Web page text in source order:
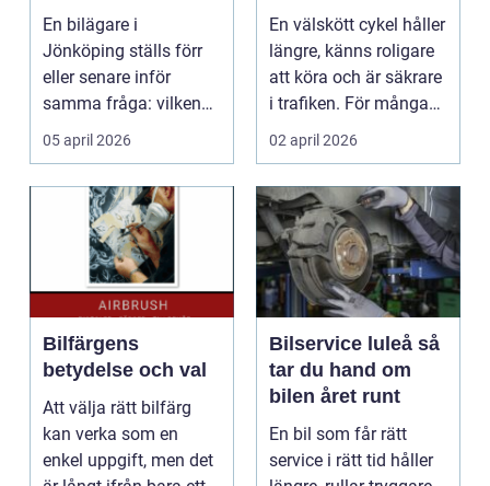
bilen
En bilägare i
Jönköping ställs förr
eller senare inför
samma fråga: vilken
verkstad tar bäst hand
om...
05 april 2026
din cykel
En välskött cykel håller
längre, känns roligare
att köra och är säkrare
i trafiken. För många
som cy...
02 april 2026
Bilfärgens
betydelse och val
Att välja rätt bilfärg
kan verka som en
enkel uppgift, men det
Bilservice luleå så
tar du hand om
bilen året runt
En bil som får rätt
service i rätt tid håller